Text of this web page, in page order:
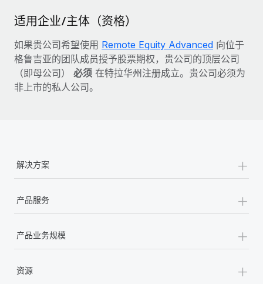
适用企业/主体（资格）
如果贵公司希望使用 Remote Equity Advanced 向位于
格鲁吉亚的团队成员授予股票期权，贵公司的顶层公司
（即母公司） 必须 在特拉华州注册成立。贵公司必须为
非上市的私人公司。
解决方案 +
产品服务 +
产品业务规模 +
资源 +